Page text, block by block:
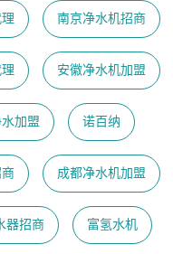
​南京净水机招商
安徽净水机加盟
加盟 诺百纳
成都净水机加盟
器招商 富氢水机